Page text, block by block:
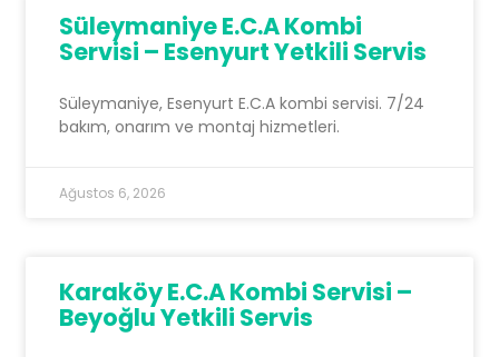
Süleymaniye E.C.A Kombi
Servisi – Esenyurt Yetkili Servis
Süleymaniye, Esenyurt E.C.A kombi servisi. 7/24
bakım, onarım ve montaj hizmetleri.
Ağustos 6, 2026
Karaköy E.C.A Kombi Servisi –
Beyoğlu Yetkili Servis